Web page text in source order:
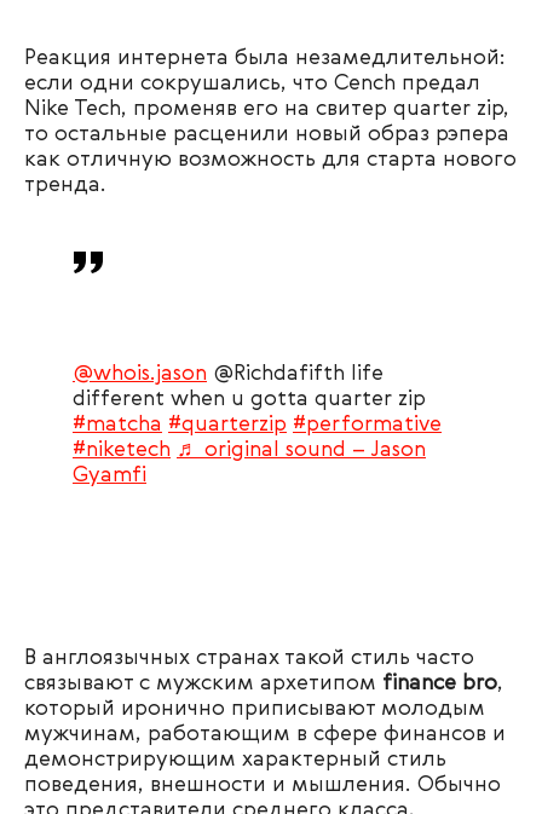
Реакция интернета была незамедлительной:
если одни сокрушались, что Cench предал
Nike Tech, променяв его на свитер quarter zip,
то остальные расценили новый образ рэпера
как отличную возможность для старта нового
тренда.
@whois.jason @Richdafifth life
different when u gotta quarter zip
#matcha #quarterzip #performative
#niketech ♬ original sound – Jason
Gyamfi
В англоязычных странах такой стиль часто
связывают с мужским архетипом finance bro,
который иронично приписывают молодым
мужчинам, работающим в сфере финансов и
демонстрирующим характерный стиль
поведения, внешности и мышления. Обычно